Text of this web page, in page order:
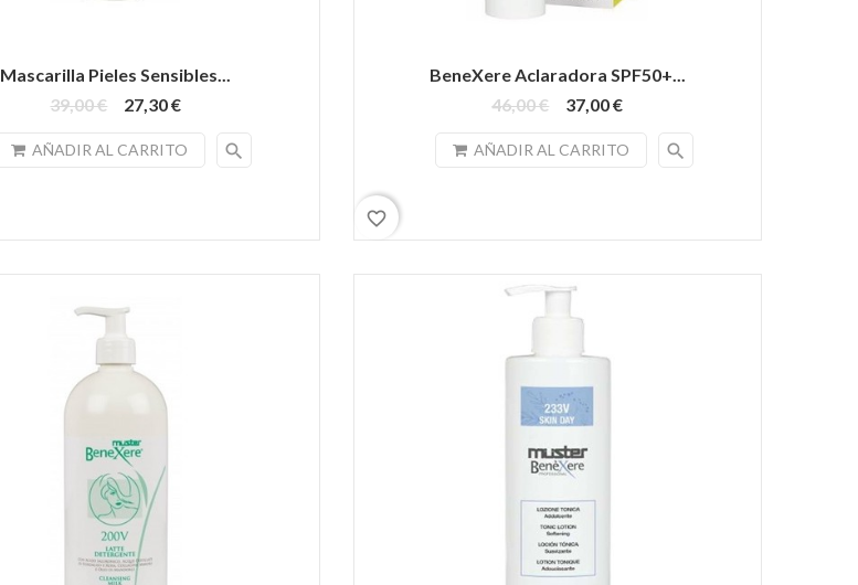
Mascarilla Pieles Sensibles...
39,00 €
27,30 €
AÑADIR AL CARRITO search
BeneXere Aclaradora SPF50+...
46,00 €
37,00 €
AÑADIR AL CARRITO search
favorite_border